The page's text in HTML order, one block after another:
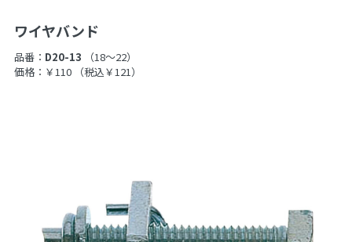
ワイヤバンド
品番： D20-13
（18〜22）
価格：￥110
（税込￥121）